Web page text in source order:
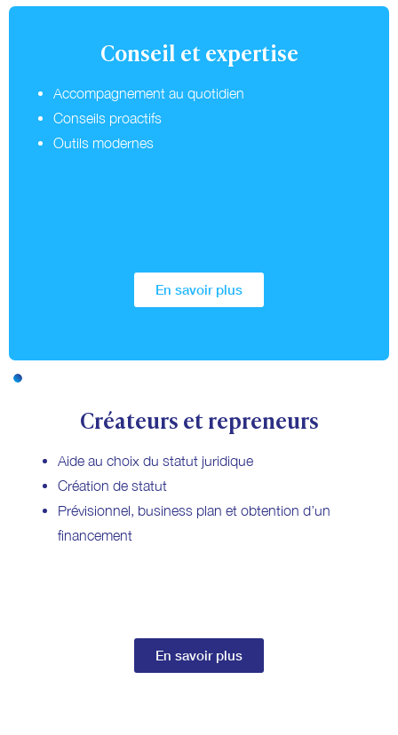
Conseil et expertise
Accompagnement au quotidien
Conseils proactifs
Outils modernes
En savoir plus
Créateurs et repreneurs
Aide au choix du statut juridique
Création de statut
Prévisionnel, business plan et obtention d’un
financement
En savoir plus